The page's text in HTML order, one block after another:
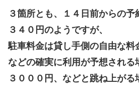
３箇所とも、１４日前からの予
３４０円のようですが、
駐車料金は貸し手側の自由な料
などの確実に利用が予想される
３０００円、などと跳ね上がる